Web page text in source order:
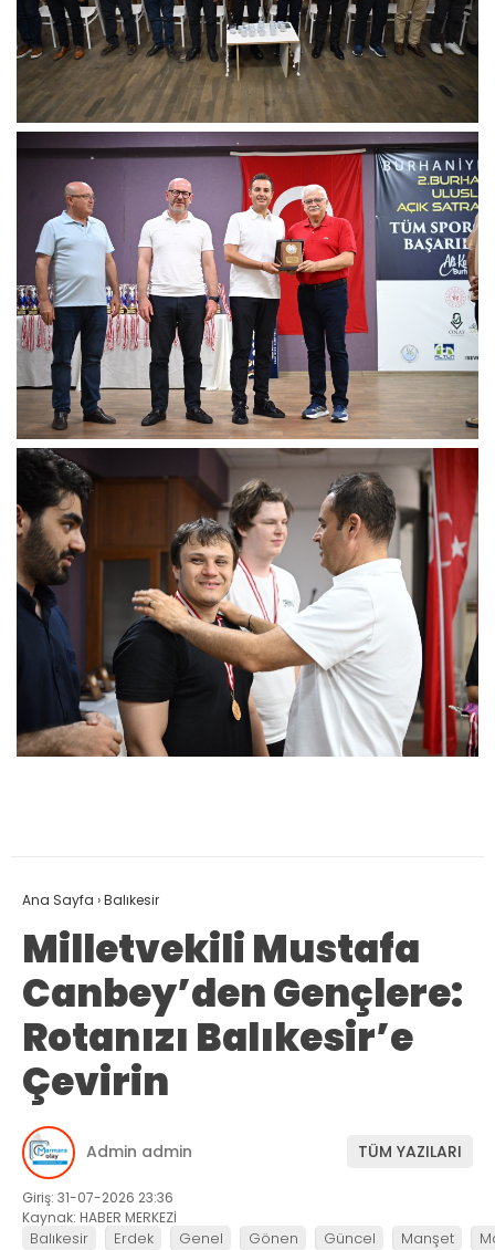
Ana Sayfa ›Balıkesir
Milletvekili Mustafa
Canbey’den Gençlere:
Rotanızı Balıkesir’e
Çevirin
Admin admin TÜM YAZILARI
Giriş: 31-07-2026 23:36
Kaynak: HABER MERKEZİ
Balıkesir Erdek Genel Gönen Güncel Manşet